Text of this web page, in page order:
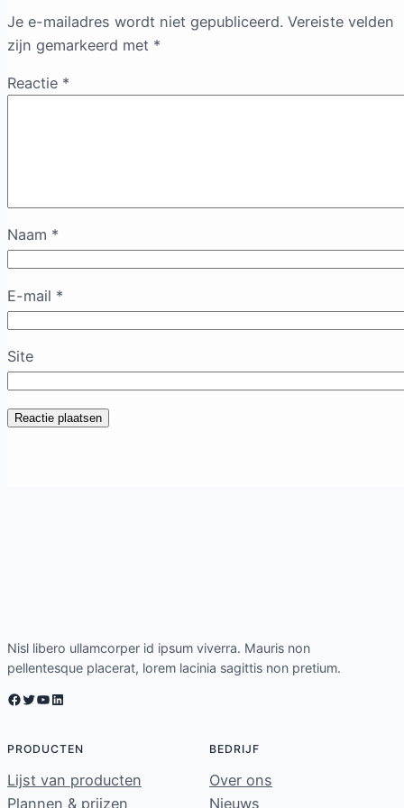
Je e-mailadres wordt niet gepubliceerd. Vereiste velden
zijn gemarkeerd met *
Reactie *
Naam *
E-mail *
Site
Nisl libero ullamcorper id ipsum viverra. Mauris non
pellentesque placerat, lorem lacinia sagittis non pretium.
Facebook Twitter YouTube LinkedIn
PRODUCTEN
Lijst van producten
Plannen & prijzen
BEDRIJF
Over ons
Nieuws